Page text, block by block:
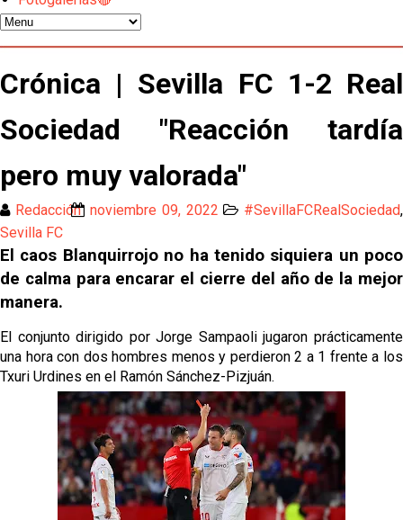
El Sevilla oficializa el traspaso de Sow
Miguel Sierra: La temporada pasada se vio
reflejado que podemos tirar para delante y
Diomande ya es madridista mientras Rodri agita el
OFICIAL | Juanlu se marcha al Bournemouth
Los posibles herederos del número 16 tras la
marcha de Juanlu
Alberto Flores, muy cerca de convertirse en nuevo
El Granada negocia con el Sevilla FC por Alberto
Flores
IDV reclama dinero al Sevilla por Mercado
El Sevilla FC cierra el fichaje de Robbie Ure
Crónica | Sevilla FC 1-2 Real
Sociedad "Reacción tardía
pero muy valorada"
Redacción noviembre 09, 2022 #SevillaFCRealSociedad,
Sevilla FC
El caos Blanquirrojo no ha tenido siquiera un poco
de calma para encarar el cierre del año de la mejor
manera.
El conjunto dirigido por Jorge Sampaoli jugaron prácticamente
una hora con dos hombres menos y perdieron 2 a 1 frente a los
Txuri Urdines en el Ramón Sánchez-Pizjuán.